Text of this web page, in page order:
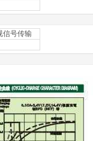
信号传输